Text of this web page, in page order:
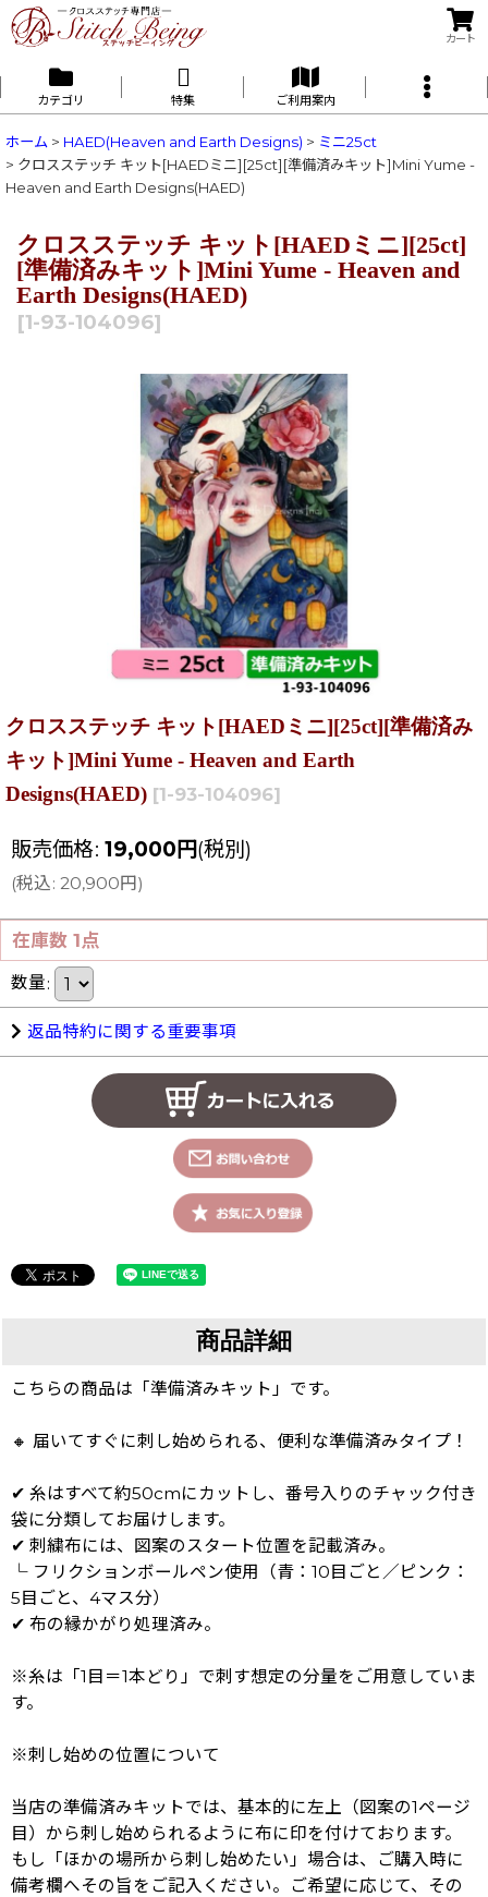
カート
カテゴリ 特集 ご利用案内
ホーム > HAED(Heaven and Earth Designs) > ミニ25ct
> クロスステッチ キット[HAEDミニ][25ct][準備済みキット]Mini Yume -
Heaven and Earth Designs(HAED)
クロスステッチ キット[HAEDミニ][25ct]
[準備済みキット]Mini Yume - Heaven and
Earth Designs(HAED)
[1-93-104096]
クロスステッチ キット[HAEDミニ][25ct][準備済み
キット]Mini Yume - Heaven and Earth
Designs(HAED) [1-93-104096]
販売価格: 19,000 円(税別)
(税込: 20,900円 )
在庫数 1点
数量:
返品特約に関する重要事項
商品詳細
こちらの商品は「準備済みキット」です。
🔸 届いてすぐに刺し始められる、便利な準備済みタイプ！
✔ 糸はすべて約50cmにカットし、番号入りのチャック付き
袋に分類してお届けします。
✔ 刺繍布には、図案のスタート位置を記載済み。
└ フリクションボールペン使用（青：10目ごと／ピンク：
5目ごと、4マス分）
✔ 布の縁かがり処理済み。
※糸は「1目＝1本どり」で刺す想定の分量をご用意していま
す。
※刺し始めの位置について
当店の準備済みキットでは、基本的に左上（図案の1ページ
目）から刺し始められるように布に印を付けております。
もし「ほかの場所から刺し始めたい」場合は、ご購入時に
備考欄へその旨をご記入ください。ご希望に応じて、その